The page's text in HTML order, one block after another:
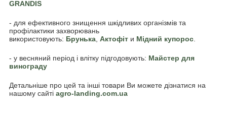
GRANDIS
- для ефективного знищення шкідливих організмів та
профілактики захворювань
використовують: Брунька Актофіт и Мідний купорос
- у весняний період і влітку підгодовують: Майстер для
винограду
Детальніше про цей та інші товари Ви можете дізнатися на
нашому сайті agro-landing.com.ua